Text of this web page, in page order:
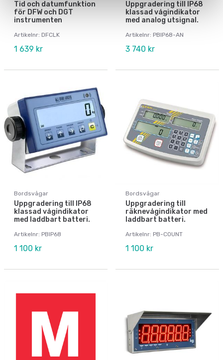
Tid och datumfunktion
för DFW och DGT
instrumenten
Artikelnr: DFCLK
1 639 kr
Uppgradering till IP68
klassad vågindikator
med analog utsignal.
Artikelnr: PBIP68-AN
3 740 kr
Bordsvågar
Uppgradering till IP68
klassad vågindikator
med laddbart batteri.
Artikelnr: PBIP68
1 100 kr
Bordsvågar
Uppgradering till
räknevågindikator med
laddbart batteri.
Artikelnr: PB-COUNT
1 100 kr